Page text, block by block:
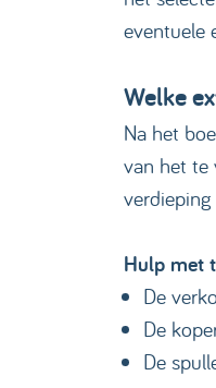
eventuele
Welke
Na het
van het te
Hulp met
De
De
De